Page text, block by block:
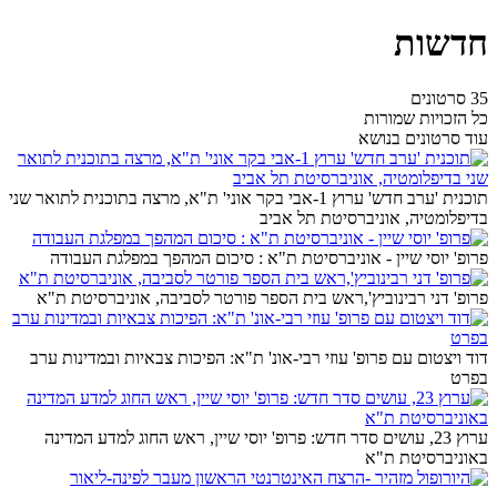
חדשות
35 סרטונים
כל הזכויות שמורות
עוד סרטונים בנושא
תוכנית 'ערב חדש' ערוץ 1-אבי בקר אוני' ת"א, מרצה בתוכנית לתואר שני
בדיפלומטיה, אוניברסיטת תל אביב
פרופ' יוסי שיין - אוניברסיטת ת"א : סיכום המהפך במפלגת העבודה
פרופ' דני רבינוביץ',ראש בית הספר פורטר לסביבה, אוניברסיטת ת"א
דוד ויצטום עם פרופ' עוזי רבי-אונ' ת"א: הפיכות צבאיות ובמדינות ערב
בפרט
ערוץ 23, עושים סדר חדש: פרופ' יוסי שיין, ראש החוג למדע המדינה
באוניברסיטת ת"א